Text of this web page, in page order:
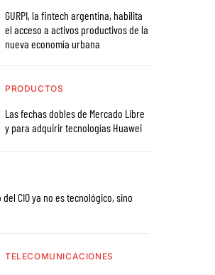
GURPI, la fintech argentina, habilita
el acceso a activos productivos de la
nueva economía urbana
PRODUCTOS
Las fechas dobles de Mercado Libre
y para adquirir tecnologías Huawei
CIO ya no es tecnológico, sino
TELECOMUNICACIONES